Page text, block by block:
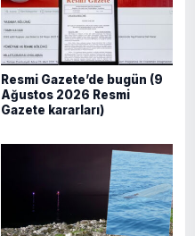
Resmi Gazete’de bugün (9
Ağustos 2026 Resmi
Gazete kararları)